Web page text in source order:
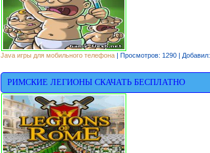
Java игры для мобильного телефона | Просмотров: 1290 | Добавил:
РИМСКИЕ ЛЕГИОНЫ СКАЧАТЬ БЕСПЛАТНО